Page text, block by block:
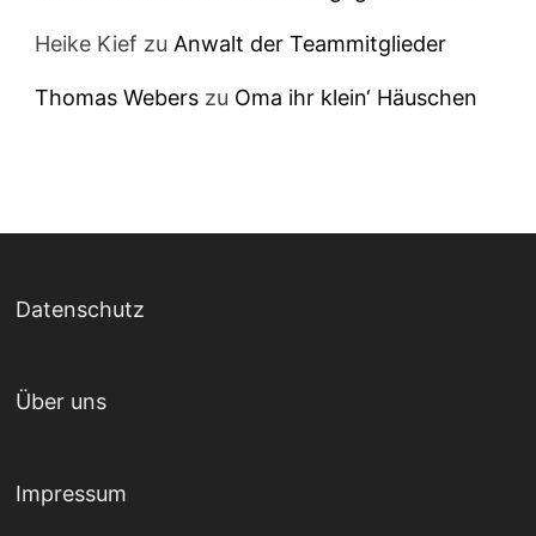
Heike Kief zuAnwalt der Teammitglieder
Thomas Webers zu Oma ihr klein‘ Häuschen
Datenschutz
Über uns
Impressum